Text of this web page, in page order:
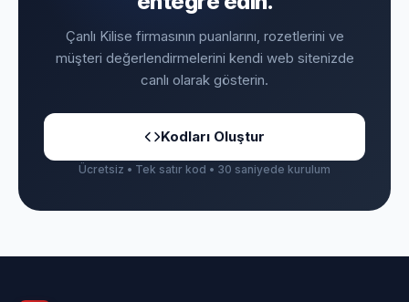
Çanlı Kilise firmasının puanlarını, rozetlerini ve
müşteri değerlendirmelerini kendi web sitenizde
canlı olarak gösterin.
Kodları Oluştur
Ücretsiz • Tek satır kod • 30 saniyede kurulum